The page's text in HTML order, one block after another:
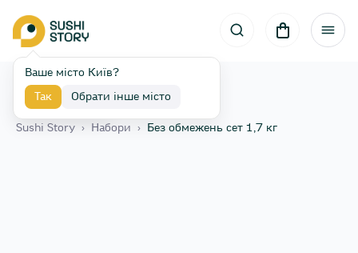
Ваше місто Київ?
Так Обрати інше місто
Назад
Sushi Story › Набори › Без обмежень сет 1,7 кг